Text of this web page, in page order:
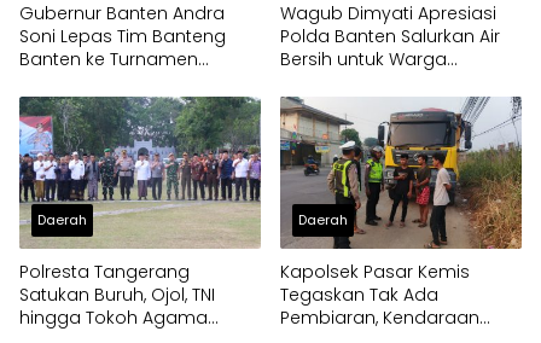
Gubernur Banten Andra
Soni Lepas Tim Banteng
Banten ke Turnamen
Wagub Dimyati Apresiasi
Polda Banten Salurkan Air
Bersih untuk Warga
Daerah
Polresta Tangerang
Satukan Buruh, Ojol, TNI
hingga Tokoh Agama
Daerah
Kapolsek Pasar Kemis
Tegaskan Tak Ada
Pembiaran, Kendaraan